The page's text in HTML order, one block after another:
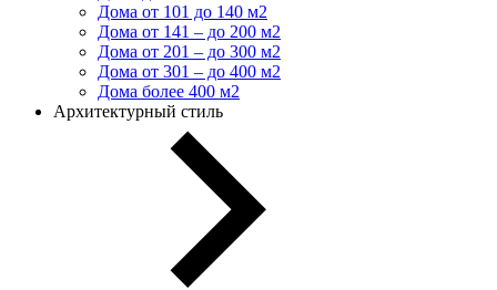
Дома от 101 до 140 м2
Дома от 141 – до 200 м2
Дома от 201 – до 300 м2
Дома от 301 – до 400 м2
Дома более 400 м2
Архитектурный стиль